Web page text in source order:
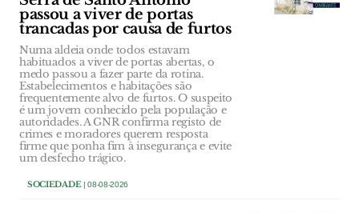
passou a viver de portas
trancadas por causa de furtos
Numa aldeia onde todos estavam
habituados a viver de portas abertas, o
medo passou a fazer parte da rotina.
Estabelecimentos e habitações são
frequentemente alvo de furtos. O suspeito
é um jovem conhecido pela população e
autoridades. A GNR confirma registo de
crimes e moradores querem resposta
firme que ponha fim à insegurança e evite
um desfecho trágico.
SOCIEDADE| 08-08-2026